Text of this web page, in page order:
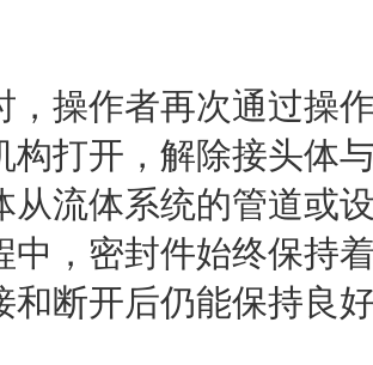
，操作者再次通过操
构打开，解除接头体
从流体系统的管道或
中，密封件始终保持
和断开后仍能保持良